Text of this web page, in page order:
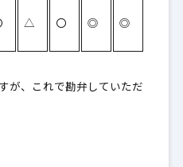
△ 〇 ◎ ◎
が、これで勘弁していただ